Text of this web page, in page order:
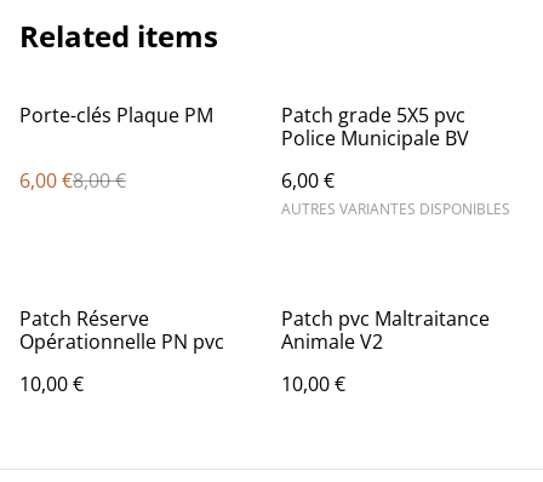
Related items
%
Porte-clés Plaque PM
6,00 €8,00 €
Patch grade 5X5 pvc
Police Municipale BV
6,00 €
AUTRES VARIANTES DISPONIBLES
Patch Réserve
Opérationnelle PN pvc
10,00 €
Patch pvc Maltraitance
Animale V2
10,00 €